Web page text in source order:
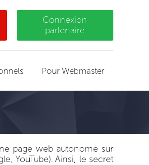
Connexion
partenaire
Pour Webmaster
page web autonome sur
YouTube). Ainsi, le secret